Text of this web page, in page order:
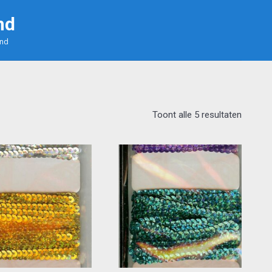
Toont alle 5 resultaten